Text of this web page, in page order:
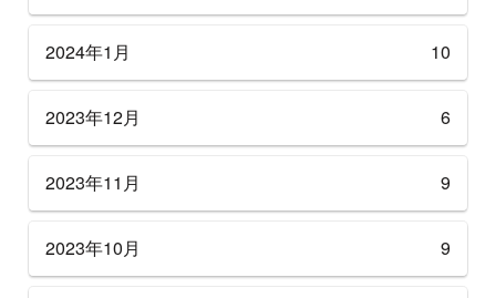
2024年1月 10
2023年12月 6
2023年11月 9
2023年10月 9